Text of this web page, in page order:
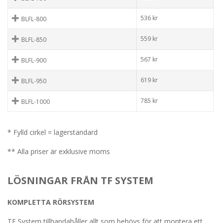
BLFL-800 536 kr
BLFL-850 559 kr
BLFL-900 567 kr
BLFL-950 619 kr
BLFL-1000 785 kr
* Fylld cirkel = lagerstandard
** Alla priser är exklusive moms
LÖSNINGAR FRÅN TF SYSTEM
KOMPLETTA RÖRSYSTEM